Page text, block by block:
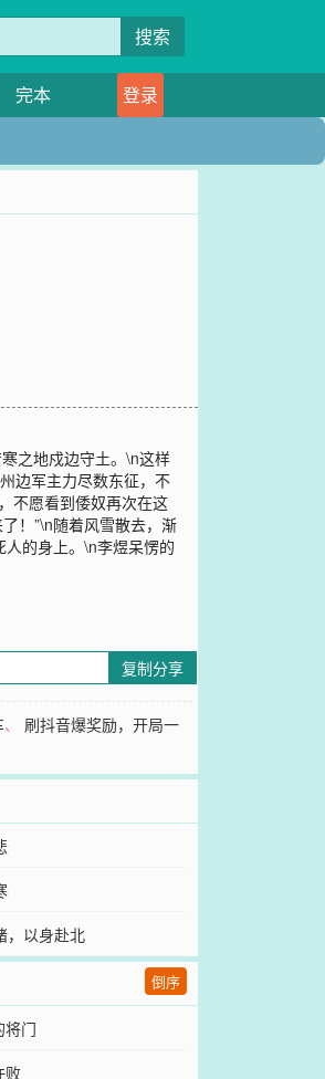
搜索
完本
登录
之地戍边守土。\n这样
边军主力尽数东征，不
不愿看到倭奴再次在这
！”\n随着风雪散去，渐
的身上。\n李煜呆愣的
复制分享
、 刷抖音爆奖励，开局一
，以身赴北
倒序
将门
败